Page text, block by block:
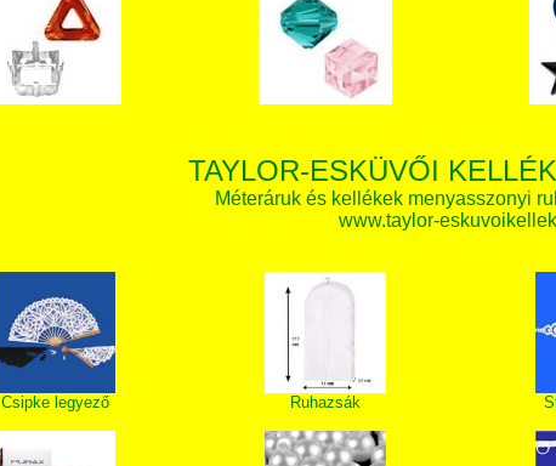
TAYLOR-ESKÜVŐI
Méteráruk és kellékek menyasszonyi
www.taylor-
Csipke legyező Ruhazsák